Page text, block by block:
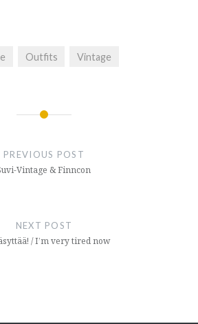
Outfits Vintage
PREVIOUS POST
Vintage & Finncon
NEXT POST
/ I’m very tired now